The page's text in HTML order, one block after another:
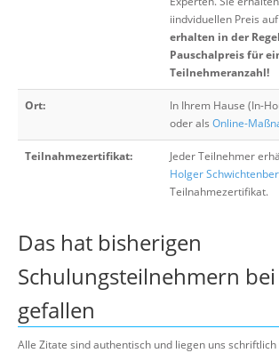
iindviduellen Preis
erhalten in der
Pauschalpreis für
Teilnehmeranzahl!
Ort:
In Ihrem Hause (In-
oder als Online-
Teilnahmezertifikat: Jeder Teilnehmer
Holger
Teilnahmezertifikat.
Das hat bisherigen
Schulungsteilnehmern
gefallen
Alle Zitate sind authentisch und liegen uns